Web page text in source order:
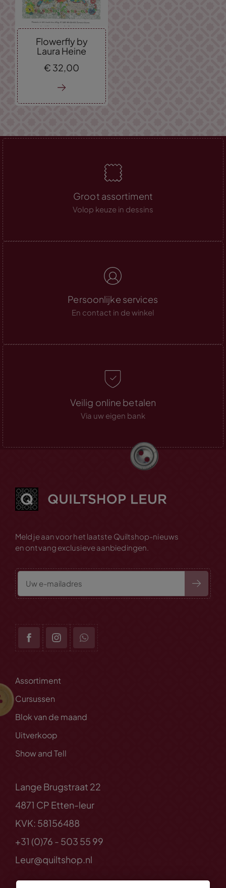
Flowerfly by
Laura Heine
€ 32, 00
Groot assortiment
Volop keuze in dessins
Persoonlijke services
En contact in de winkel
Veilig online betalen
Via uw eigen bank
Meld je aan voor het laatste Quiltshop-nieuws
en ontvang exclusieve aanbiedingen.
Assortiment
Cursussen
Blok van de maand
Uitverkoop
Show and Tell
Lange Brugstraat 22
4871 CP Etten-leur
KVK: 58156488
+31 (0)76 - 503 55 99
Leur@quiltshop.nl